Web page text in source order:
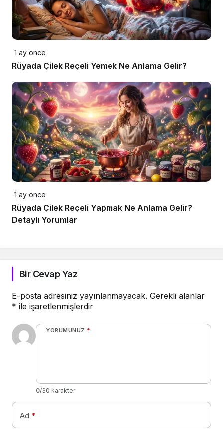
1 ay önce
Rüyada Çilek Reçeli Yemek Ne Anlama Gelir?
1 ay önce
Rüyada Çilek Reçeli Yapmak Ne Anlama Gelir?
Detaylı Yorumlar
Bir Cevap Yaz
E-posta adresiniz yayınlanmayacak. Gerekli alanlar
* ile işaretlenmişlerdir
YORUMUNUZ *
0/30 karakter
Ad *